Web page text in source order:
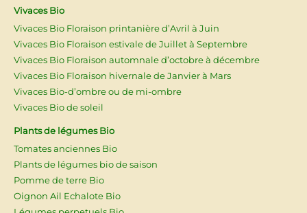
Vivaces Bio
Vivaces Bio Floraison printanière d’Avril à Juin
Vivaces Bio Floraison estivale de Juillet à Septembre
Vivaces Bio Floraison automnale d’octobre à décembre
Vivaces Bio Floraison hivernale de Janvier à Mars
Vivaces Bio-d’ombre ou de mi-ombre
Vivaces Bio de soleil
Plants de légumes Bio
Tomates anciennes Bio
Plants de légumes bio de saison
Pomme de terre Bio
Oignon Ail Echalote Bio